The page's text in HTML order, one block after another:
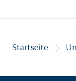
Startseite